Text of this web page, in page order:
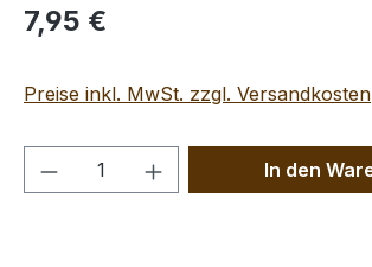
Regulärer Preis:
7,95 €
Preise inkl. MwSt. zzgl. Versandkosten
Produkt Anzahl: Gib den
In den